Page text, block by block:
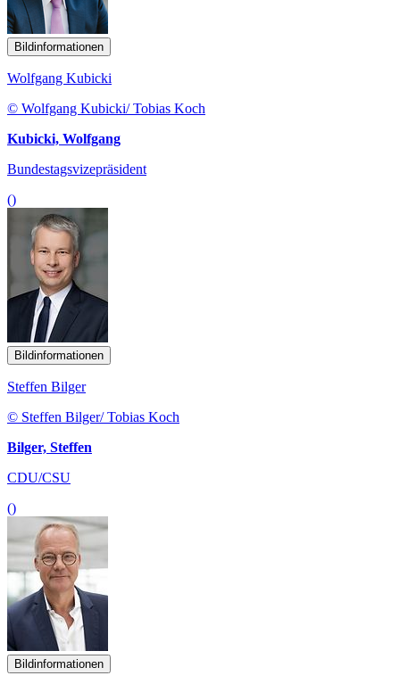
Bildinformationen
Wolfgang Kubicki
© Wolfgang Kubicki/ Tobias Koch
Kubicki, Wolfgang
Bundestagsvizepräsident
()
Bildinformationen
Steffen Bilger
© Steffen Bilger/ Tobias Koch
Bilger, Steffen
CDU/CSU
()
Bildinformationen